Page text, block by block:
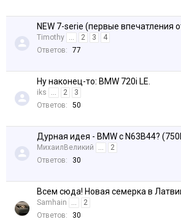
NEW 7-serie (первые впечатления
Timothy ... 2 3
4
Ответов:
77
Ну наконец-то: BMW 720i LE.
iks ... 2
3
Ответов:
50
Дурная идея - BMW c N63B44?
МихаилВеликий ...
2
Ответов:
30
Всем сюда! Новая семерка в
Samhain ...
2
Ответов:
30